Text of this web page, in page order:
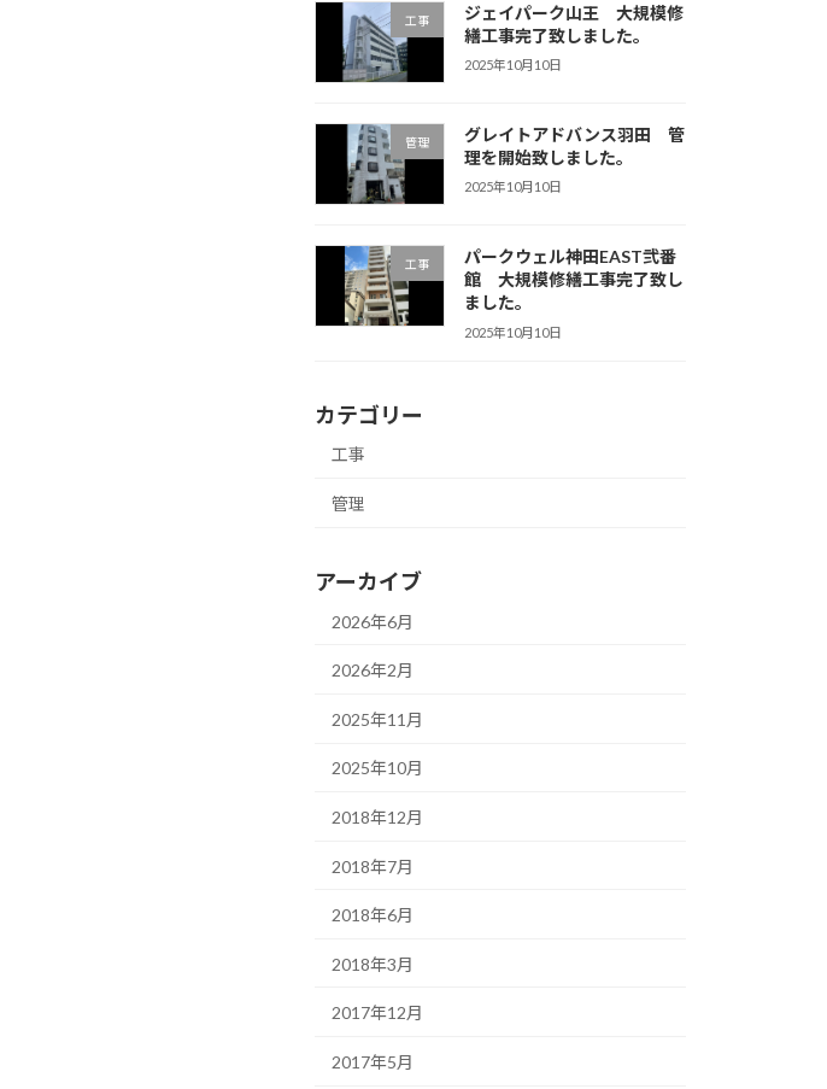
工事
ジェイパーク山王 大規模修
繕工事完了致しました。
2025年10月10日
管理
グレイトアドバンス羽田 管
理を開始致しました。
2025年10月10日
工事
パークウェル神田EAST弐番
館 大規模修繕工事完了致し
ました。
2025年10月10日
カテゴリー
工事
管理
アーカイブ
2026年6月
2026年2月
2025年11月
2025年10月
2018年12月
2018年7月
2018年6月
2018年3月
2017年12月
2017年5月